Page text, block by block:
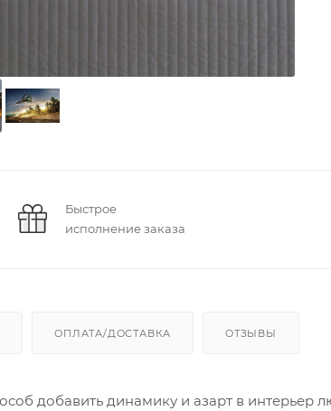
Быстрое
исполнение заказа
ОПЛАТА/ДОСТАВКА ОТЗЫВЫ
добавить динамику и азарт в интерьер